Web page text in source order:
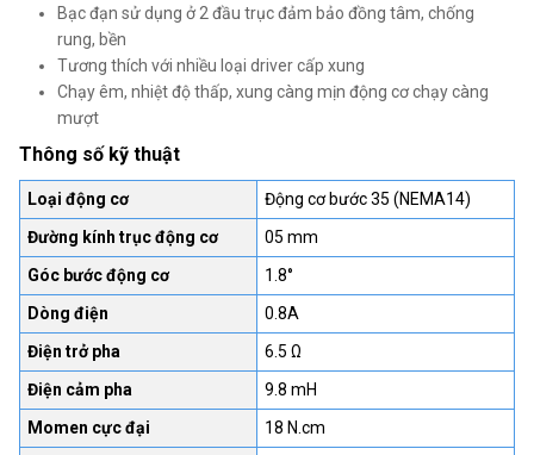
Bạc đạn sử dụng ở 2 đầu trục đảm bảo đồng tâm, chống
rung, bền
Tương thích với nhiều loại driver cấp xung
Chạy êm, nhiệt độ thấp, xung càng mịn động cơ chạy càng
mượt
Thông số kỹ thuật
Loại động cơ
Động cơ bước 35 (NEMA14)
Đường kính trục động cơ
05 mm
Góc bước động cơ
1.8°
Dòng điện
0.8A
Điện trở pha
6.5 Ω
Điện cảm pha
9.8 mH
Momen cực đại
18 N.cm